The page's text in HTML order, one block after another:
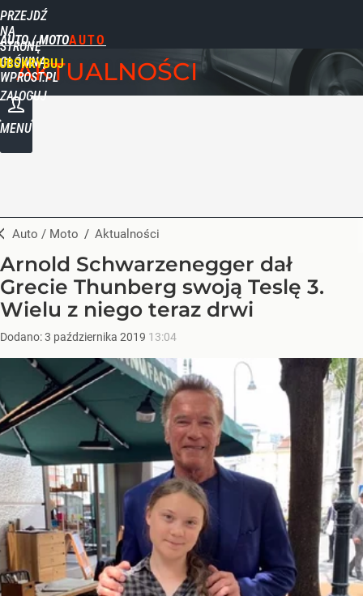
PRZEJDŹ
NA
STRONĘ
GŁÓWNĄ
WPROST.PL
AUTO / MOTO
ZALOGUJ
MENU
AKTUALNOŚCI
Auto / Moto / Aktualności
Arnold Schwarzenegger dał
Grecie Thunberg swoją Teslę 3.
Wielu z niego teraz drwi
Dodano:3 października 2019 13:04